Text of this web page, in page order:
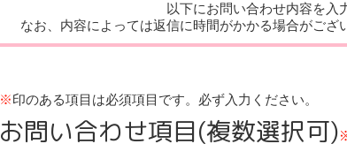
以下にお問い合わせ内容を入
なお、内容によっては返信に時間がかかる場合がご
※印のある項目は必須項目です。 必ず入力ください。
お問い合わせ項目(複数選択可)